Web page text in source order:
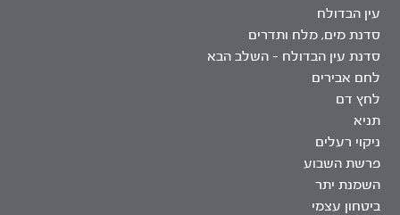
עין הבדולח
סדנת מים, מלח ותדרים
סדנת עין הבדולח – השלב הבא
לחם אבירים
לחץ דם
תניא
ניקוי רעלים
פרשת השבוע
השמנת יתר
ביטחון עצמי